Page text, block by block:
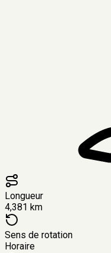
Longueur
4,381 km
Sens de rotation
Horaire